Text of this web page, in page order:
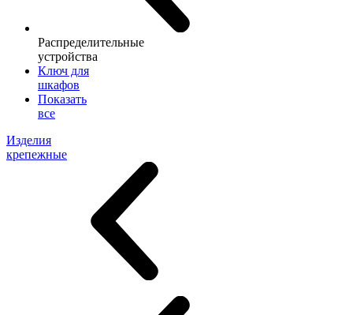
Распределительные
устройства
Ключ для
шкафов
Показать
все
Изделия
крепежные